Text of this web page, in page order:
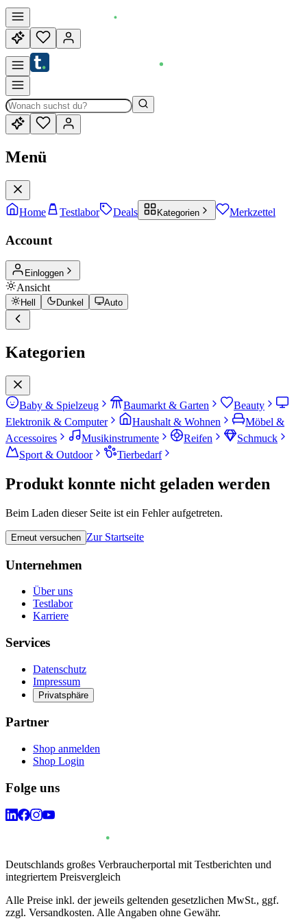
Menü
Home Testlabor Deals Kategorien Merkzettel
Account
Einloggen
Ansicht
Hell Dunkel Auto
Kategorien
Baby & Spielzeug Baumarkt & Garten
Beauty
Elektronik & Computer
Haushalt & Wohnen
Möbel &
Accessoires
Musikinstrumente Reifen
Schmuck
Sport & Outdoor
Tierbedarf
Produkt konnte nicht geladen werden
Beim Laden dieser Seite ist ein Fehler aufgetreten.
Erneut versuchen Zur Startseite
Unternehmen
Über uns
Testlabor
Karriere
Services
Datenschutz
Impressum
Privatsphäre
Partner
Shop anmelden
Shop Login
Folge uns
Deutschlands großes Verbraucherportal mit Testberichten und
integriertem Preisvergleich
Alle Preise inkl. der jeweils geltenden gesetzlichen MwSt., ggf.
zzgl. Versandkosten. Alle Angaben ohne Gewähr.